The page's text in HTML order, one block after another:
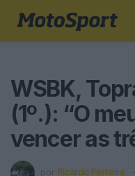
WSBK,
(1º.): “O
vencer as
por Ricardo Ferreira